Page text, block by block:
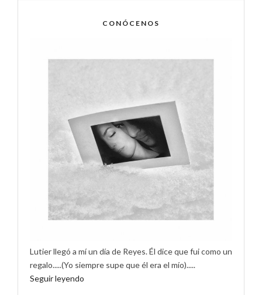
CONÓCENOS
Lutier llegó a mí un día de Reyes. Él dice que fui como un
regalo.....(Yo siempre supe que él era el mío).....
Seguir leyendo